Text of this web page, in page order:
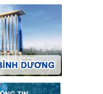
toàn giao thông cho nụ
và giáo viên trung học
giao thông cho nụ cười
viên trung học năm học
dùng tiền mặt các